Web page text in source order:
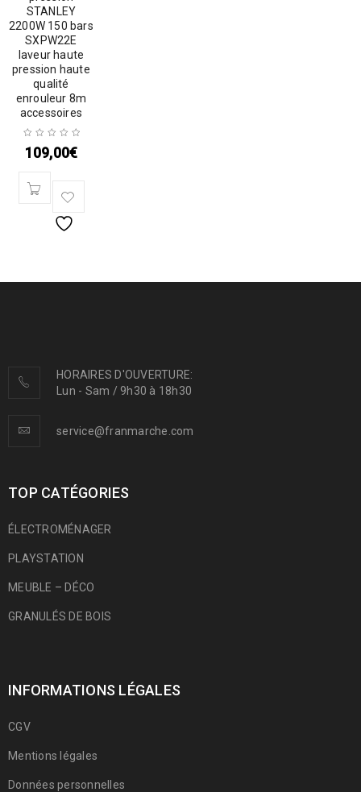
STANLEY
2200W 150 bars
SXPW22E
laveur haute
pression haute
qualité
enrouleur 8m
accessoires
109,00€
HORAIRES D'OUVERTURE:
Lun - Sam / 9h30 à 18h30
service@franmarche.com
TOP CATÉGORIES
ÉLECTROMÉNAGER
PLAYSTATION
MEUBLE – DÉCO
GRANULÉS DE BOIS
INFORMATIONS LÉGALES
CGV
Mentions légales
Données personnelles